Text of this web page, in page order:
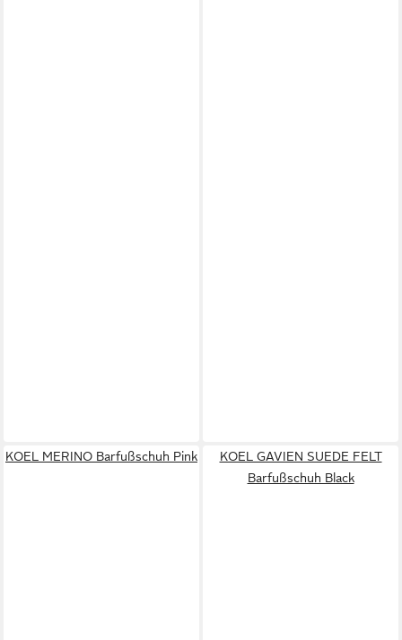
KOEL MERINO Barfußschuh Pink
KOEL GAVIEN SUEDE FELT
Barfußschuh Black